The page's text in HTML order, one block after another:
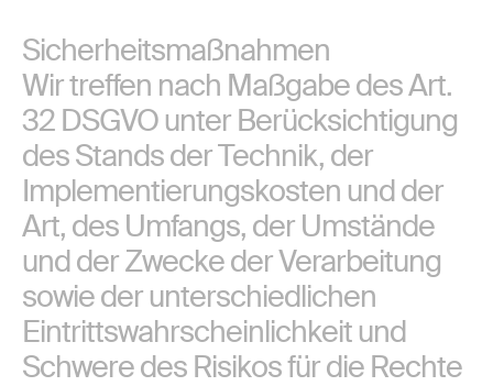
Sicherheitsmaßnahmen
Wir treffen nach Maßgabe des Art.
32 DSGVO unter Berücksichtigung
des Stands der Technik, der
Implementierungskosten und der
Art, des Umfangs, der Umstände
und der Zwecke der Verarbeitung
sowie der unterschiedlichen
Eintrittswahrscheinlichkeit und
Schwere des Risikos für die Rechte